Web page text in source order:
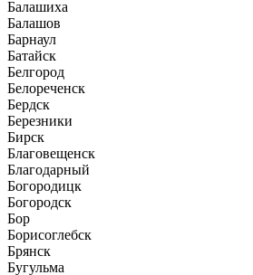
Балашиха
Балашов
Барнаул
Батайск
Белгород
Белореченск
Бердск
Березники
Бирск
Благовещенск
Благодарный
Богородицк
Богородск
Бор
Борисоглебск
Брянск
Бугульма